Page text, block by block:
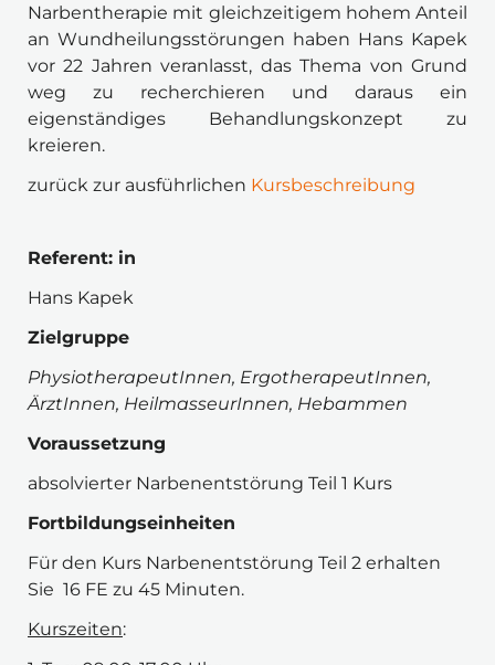
Narbentherapie mit gleichzeitigem hohem Anteil
an Wundheilungsstörungen haben Hans Kapek
vor 22 Jahren veranlasst, das Thema von Grund
weg zu recherchieren und daraus ein
eigenständiges Behandlungskonzept zu
kreieren.
zurück zur ausführlichen Kursbeschreibung
Referent: in
Hans Kapek
Zielgruppe
PhysiotherapeutInnen, ErgotherapeutInnen,
ÄrztInnen, HeilmasseurInnen, Hebammen
Voraussetzung
absolvierter Narbenentstörung Teil 1 Kurs
Fortbildungseinheiten
Für den Kurs Narbenentstörung Teil 2 erhalten
Sie  16 FE zu 45 Minuten.
Kurszeiten: